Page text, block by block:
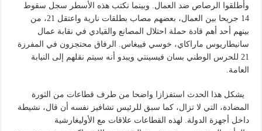
وأطلقوا الرصاص ضد العمال. وبينما نكتب هذه الأسطر سجل سقوط
14 جريحا بين العمال، بعضهم مصاب بطلقات نارية واعتقل 21، من
بينهم أحد أهم قادة حملة احتلال المصانع والقيادي في نقابة عمال
سانيطاريوس ماراكاي، خوسي فييغاس. الرفاق محتجزون في المفرزة
21 للحرس الوطني بسان فيسينتي ويبدو أنه سيتم نقلهم إلى النيابة
العامة.
يشكل هذا الحدث استفزازا واضحا من طرف قطاعات من الثورة
المضادة، التي لا تزال، كما سبق للرئيس تشافيز نفسه أن قال، نشيطة
داخل أجهزة الدولة. لهذه القطاعات علاقات مع الأوليغارشية